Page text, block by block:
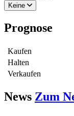
Keine
Prognose
Kaufen
Halten
Verkaufen
News Zum